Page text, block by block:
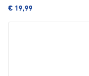
€ 19,99